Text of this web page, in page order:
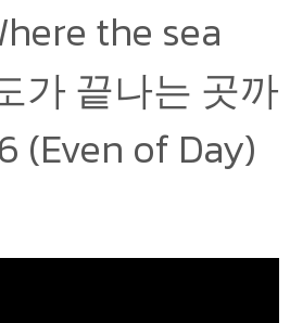
the sea
가 끝나는 곳까
(Even of Day)